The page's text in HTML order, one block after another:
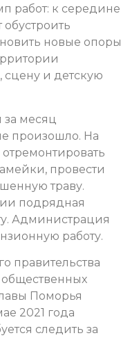
работ: к середине
обустроить
новые опоры
и детскую
месяц
произошло. На
провести
траву.
подрядная
Администрация
работу.
правительства
общественных
Поморья
2021 года
следить за